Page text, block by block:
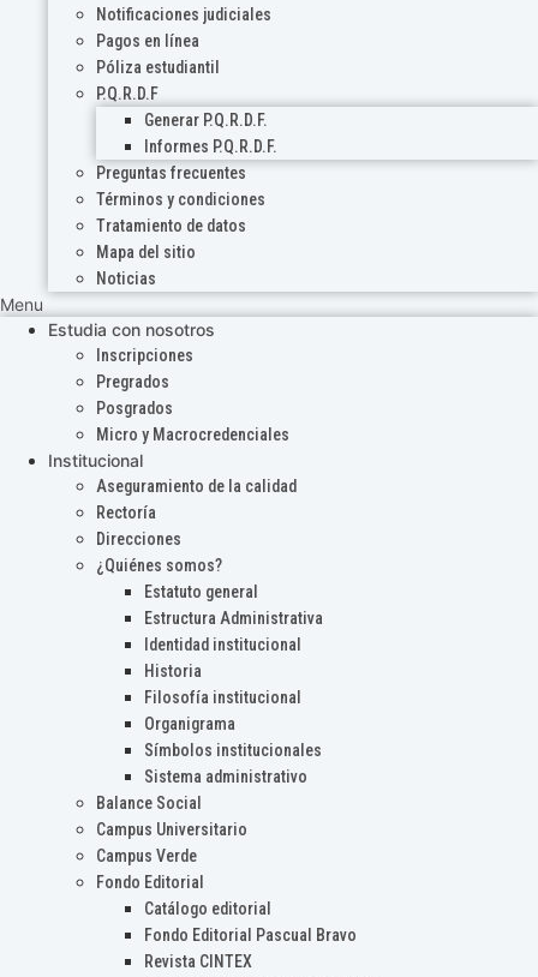
Notificaciones judiciales
Pagos en línea
Póliza estudiantil
P.Q.R.D.F
Generar P.Q.R.D.F.
Informes P.Q.R.D.F.
Preguntas frecuentes
Términos y condiciones
Tratamiento de datos
Mapa del sitio
Noticias
Menu
Estudia con nosotros
Inscripciones
Pregrados
Posgrados
Micro y Macrocredenciales
Institucional
Aseguramiento de la calidad
Rectoría
Direcciones
¿Quiénes somos?
Estatuto general
Estructura Administrativa
Identidad institucional
Historia
Filosofía institucional
Organigrama
Símbolos institucionales
Sistema administrativo
Balance Social
Campus Universitario
Campus Verde
Fondo Editorial
Catálogo editorial
Fondo Editorial Pascual Bravo
Revista CINTEX